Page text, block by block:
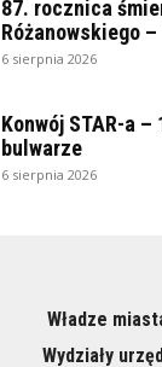
87. rocznica
Różanowskiego
6 sierpnia 2026
Konwój STAR-a
bulwarze
6 sierpnia 2026
Władze
Wydziały